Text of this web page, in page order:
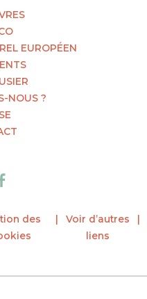
EUROPÉEN
NOUS ?
des
Voir d’autres
liens